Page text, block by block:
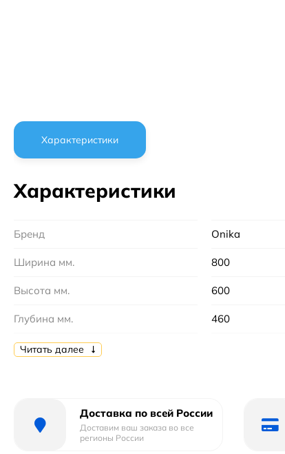
Характеристики
Характеристики
Бренд Onika
Ширина мм. 800
Высота мм. 600
Глубина мм. 460
Монтаж
Установка над стиральную машину :
Читать далее
Доставка по всей России
Доставим ваш заказа во все
регионы России